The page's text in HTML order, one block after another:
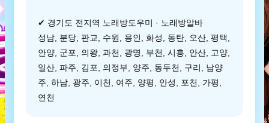
✔ 경기도 전지역 노래방도우미 · 노래방알바
성남, 분당, 판교, 수원, 용인, 화성, 동탄, 오산, 평택,
안양, 군포, 의왕, 과천, 광명, 부천, 시흥, 안산, 고양,
일산, 파주, 김포, 의정부, 양주, 동두천, 구리, 남양
주, 하남, 광주, 이천, 여주, 양평, 안성, 포천, 가평,
연천